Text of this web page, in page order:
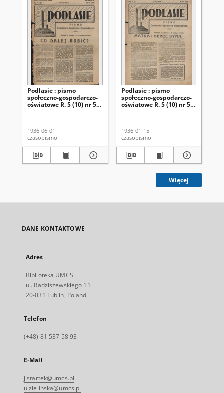
Podlasie : pismo
społeczno-gospodarczo-
oświatowe R. 5 (10) nr 58
1936-06-01
czasopismo
Podlasie : pismo
społeczno-gospodarczo-
oświatowe R. 5 (10) nr 57
1936-01-15
czasopismo
Więcej
DANE KONTAKTOWE
Adres
Biblioteka UMCS
ul. Radziszewskiego 11
20-031 Lublin, Poland
Telefon
(+48) 81 537 58 93
E-Mail
j.startek@umcs.pl
u.zielinska@umcs.pl